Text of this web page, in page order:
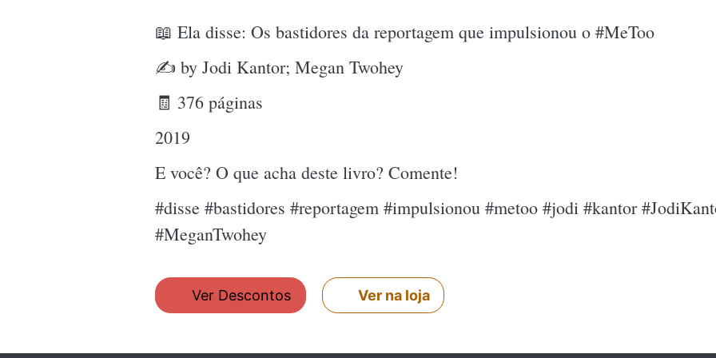
📖 Ela disse: Os bastidores da reportagem que impulsionou o #MeToo
✍ by Jodi Kantor; Megan Twohey
🧾 376 páginas
2019
E você? O que acha deste livro? Comente!
#disse #bastidores #reportagem #impulsionou #metoo #jodi #kantor
#MeganTwohey
Ver Descontos Ver na loja